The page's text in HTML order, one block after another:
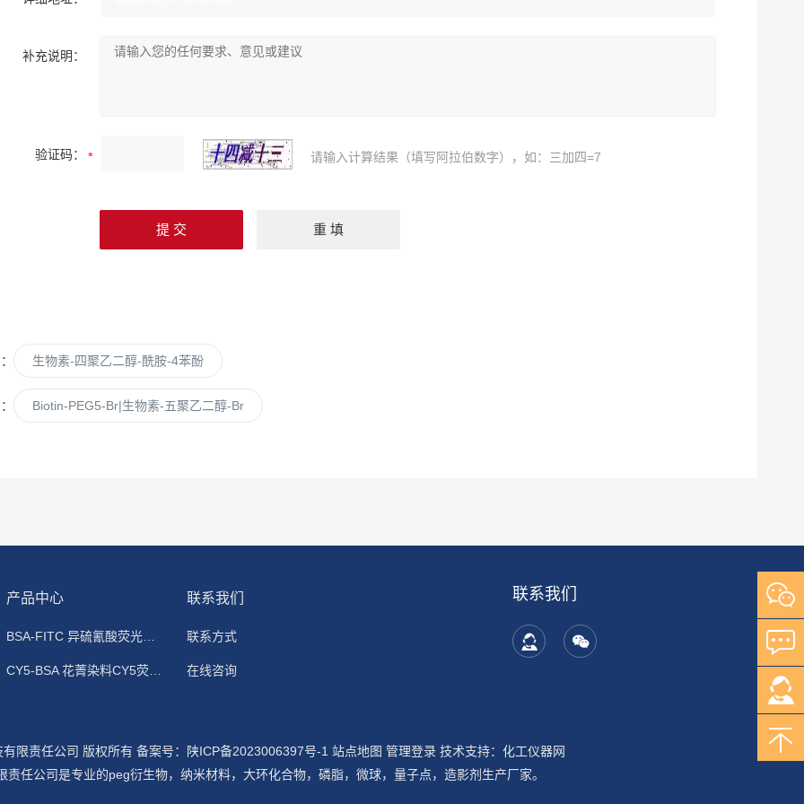
补充说明：
验证码： 请输入计算结果（填写阿拉伯数字），如：三加四=7
生物素-四聚乙二醇-酰胺-4苯酚
Biotin-PEG5-Br|生物素-五聚乙二醇-Br
产品中心
BSA-FITC 异硫氰酸荧光素标记牛血清白蛋白
CY5-BSA 花菁染料CY5荧光标记牛血清白蛋白
联系我们
联系方式
在线咨询
联系我们
限责任公司 版权所有 备案号：陕ICP备2023006397号-1 站点地图 管理登录 技术支持： 化工仪器网
责任公司是专业的peg衍生物，纳米材料，大环化合物，磷脂，微球，量子点，造影剂生产厂家。